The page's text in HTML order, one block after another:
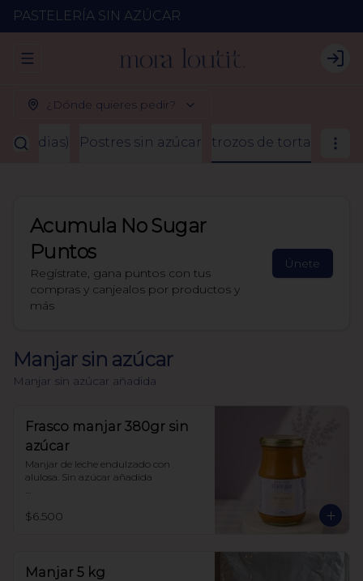
PASTELERÍA SIN AZÚCAR
Abrir menu de navegación
¿Dónde quieres pedir?
a 3 dias) Postres sin azúcar trozos de torta
Acumula No Sugar
Puntos
Regístrate, gana puntos con tus
compras y canjealos por productos y
más
Únete
Manjar sin azúcar
Manjar sin azúcar añadida
Frasco manjar 380gr sin
azúcar
Manjar de leche endulzado con
alulosa. Sin azúcar añadida
Sin polioles
Frasco 380 gr
$6.500
Manjar 5 kg